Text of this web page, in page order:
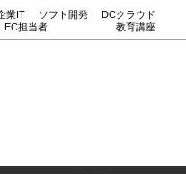
業IT ソフト開発
DCクラウド
EC担当者 教育講座